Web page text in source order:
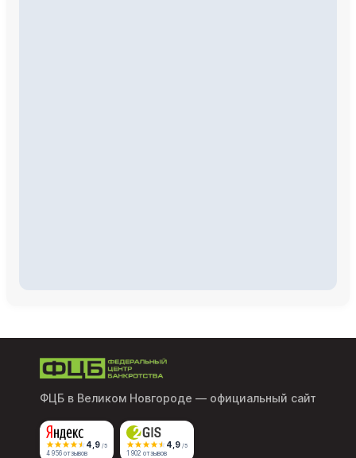
ФЦБ в Великом Новгороде — официальный сайт
4,9 /5
4 956 отзывов
4,9 /5
1 902 отзывов